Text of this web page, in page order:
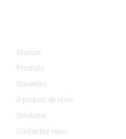
Maison
Produits
Nouvelles
À propos de nous
Solutions
Contactez-nous